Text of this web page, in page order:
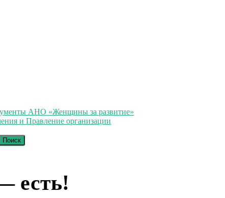
АНО «Женщины за развитие»
и Правление организации
есть!